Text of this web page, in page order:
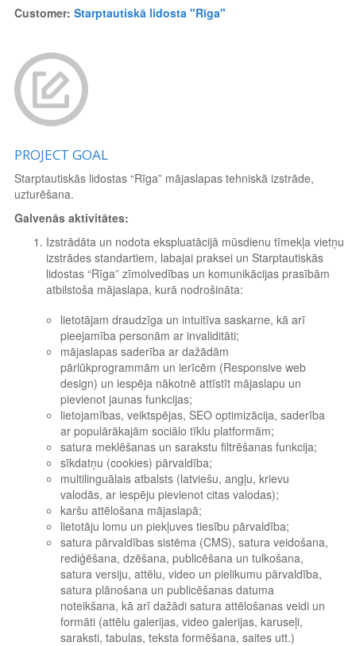
Customer: Starptautiskā lidosta "Rīga"
PROJECT GOAL
Starptautiskās lidostas “Rīga” mājaslapas tehniskā izstrāde,
uzturēšana.
Galvenās aktivitātes:
Izstrādāta un nodota ekspluatācijā mūsdienu tīmekļa vietņu
izstrādes standartiem, labajai praksei un Starptautiskās
lidostas “Rīga” zīmolvedības un komunikācijas prasībām
atbilstoša mājaslapa, kurā nodrošināta:
lietotājam draudzīga un intuitīva saskarne, kā arī
pieejamība personām ar invaliditāti;
mājaslapas saderība ar dažādām
pārlūkprogrammām un ierīcēm (Responsive web
design) un iespēja nākotnē attīstīt mājaslapu un
pievienot jaunas funkcijas;
lietojamības, veiktspējas, SEO optimizācija, saderība
ar populārākajām sociālo tīklu platformām;
satura meklēšanas un sarakstu filtrēšanas funkcija;
sīkdatņu (cookies) pārvaldība;
multilinguālais atbalsts (latviešu, angļu, krievu
valodās, ar iespēju pievienot citas valodas);
karšu attēlošana mājaslapā;
lietotāju lomu un piekļuves tiesību pārvaldība;
satura pārvaldības sistēma (CMS), satura veidošana,
rediģēšana, dzēšana, publicēšana un tulkošana,
satura versiju, attēlu, video un pielikumu pārvaldība,
satura plānošana un publicēšanas datuma
noteikšana, kā arī dažādi satura attēlošanas veidi un
formāti (attēlu galerijas, video galerijas, karuseļi,
saraksti, tabulas, teksta formēšana, saites utt.)